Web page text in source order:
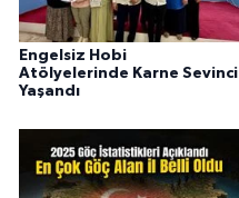
Engelsiz Hobi
Atölyelerinde Karne Sevinci
Yaşandı